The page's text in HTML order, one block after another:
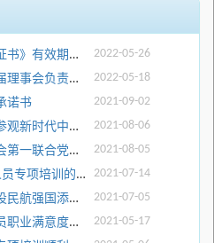
2022-05-26
关于延长部分《航材分销商证书》有效期的通知
2022-05-18
中国民用航空维修协会第六届理事会负责人候选人公示
2021-09-02
诺书
2021-08-06
中国民用航空维修协会组织参观新时代中央和国家机关党的建设成就巡礼展
2021-08-05
中央和国家机关行业协会商会第一联合党支部组织开展参观“伟大征程-庆祝中国共产党成立100周年特展”主题党日活动
2021-07-14
关于开展无损检测责任3级人员专项培训的通知
2021-07-05
不忘初心，砥砺前行，为建设民航强国添砖加瓦——中国民用航空维修协会组织全体员工收看建党百年庆祝大会直播
2021-05-17
民航局关于提高机务维修人员职业满意度的指导意见